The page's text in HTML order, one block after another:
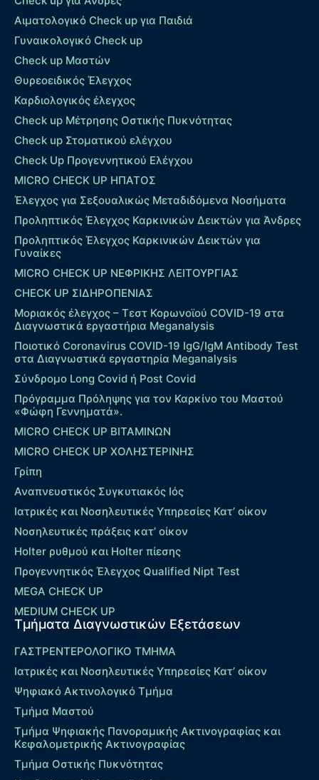
Αιματολογικό Check up για Παιδιά
Γυναικολογικό Check up
Check up Μαστών
Θυρεοειδικός Έλεγχος
Καρδιολογικός έλεγχος
Check up Mέτρησης Οστικής Πυκνότητας
Check up Στοματικού ελέγχου
Check Up Προγεννητικού Ελέγχου
MICRO CHECK UP HΠΑΤΟΣ
Έλεγχος για Σεξουαλικώς Μεταδιδόμενα Νοσήματα
Προληπτικός Έλεγχος Καρκινικών Δεικτών για Άνδρες
Προληπτικός Έλεγχος Καρκινικών Δεικτών για
Γυναίκες
MICRO CHECK UP ΝΕΦΡΙΚΗΣ ΛΕΙΤΟΥΡΓΙΑΣ
CHECK UP ΣΙΔΗΡΟΠΕΝΙΑΣ
Μοριακός έλεγχος – Τεστ Κορωνοϊού COVID-19 στα
Διαγνωστικά εργαστήρια Meganalysis
Ποιοτικό Coronavirus COVID-19 IgG/IgM Antibody Test
στα Διαγνωστικά εργαστηρία Meganalysis
Σύνδρομο Long Covid ή Post Covid
Πρόγραμμα Πρόληψης για τον Καρκίνο του Μαστού
«Φώφη Γεννηματά».
MICRO CHECK UP ΒΙΤΑΜΙΝΩΝ
MICRO CHECK UP ΧΟΛΗΣΤΕΡΙΝΗΣ
Γρίπη
Αναπνευστικός Συγκυτιακός Ιός
Ιατρικές και Νοσηλευτικές Υπηρεσίες Κατ’ οίκον
Νοσηλευτικές πράξεις κατ’ οίκον
Holter ρυθμού και Holter πίεσης
Προγεννητικός Έλεγχος Qualified Nipt Test
MEGA CHECK UP
MEDIUM CHECK UP
Τμήματα Διαγνωστικών Εξετάσεων
ΓΑΣΤΡΕΝΤΕΡΟΛΟΓΙΚΟ ΤΜΗΜΑ
Ιατρικές και Νοσηλευτικές Υπηρεσίες Κατ’ οίκον
Ψηφιακό Ακτινολογικό Τμήμα
Τμήμα Μαστού
Τμήμα Ψηφιακής Πανοραμικής Ακτινογραφίας και
Κεφαλομετρικής Ακτινογραφίας
Τμήμα Οστικής Πυκνότητας